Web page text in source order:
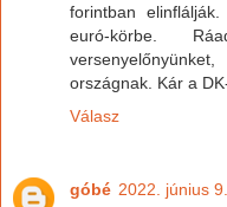
forintban
euró-körbe.
országnak. Kár a
Válasz
góbé 2022. június